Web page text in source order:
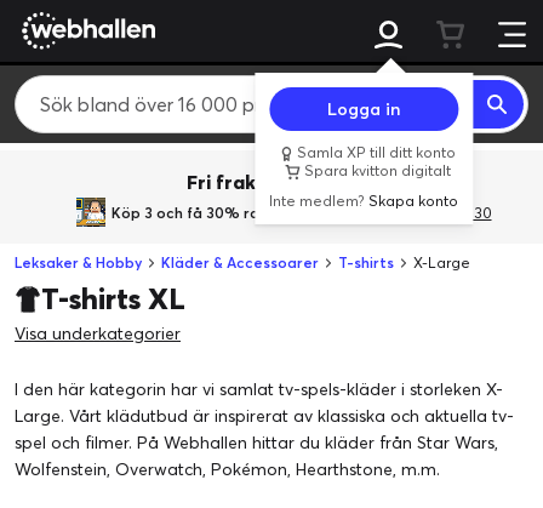
Logga in
Samla XP till ditt konto
Spara kvitton digitalt
Inte medlem?Skapa konto
Fri frakt över 800 kr.
Köp 3 och få 30% rabatt med rabattkoden 3Gives30
Leksaker & Hobby Kläder & Accessoarer T-shirts X-Large
T-shirts XL
Visa underkategorier
I den här kategorin har vi samlat tv-spels-kläder i storleken X-
Large. Vårt klädutbud är inspirerat av klassiska och aktuella tv-
spel och filmer. På Webhallen hittar du kläder från Star Wars,
Wolfenstein, Overwatch, Pokémon, Hearthstone, m.m.